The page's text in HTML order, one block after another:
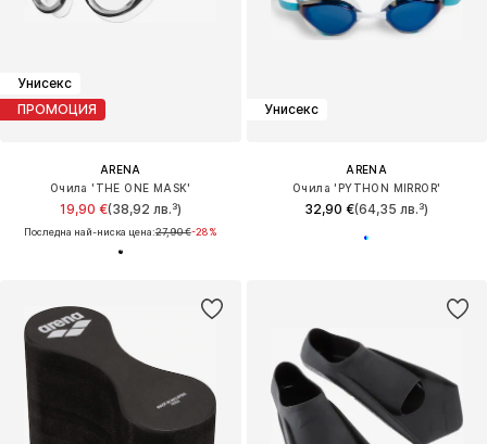
Унисекс
ПРОМОЦИЯ
ARENA
Очила 'THE ONE MASK'
19,90 €(38,92 лв.³)
Последна най-ниска цена:27,90 €-28%
Унисекс
ARENA
Очила 'PYTHON MIRROR'
32,90 €(64,35 лв.³)